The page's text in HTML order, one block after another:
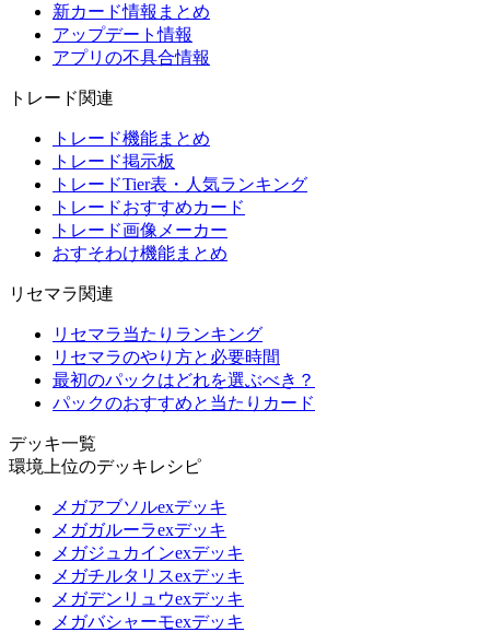
新カード情報まとめ
アップデート情報
アプリの不具合情報
トレード関連
トレード機能まとめ
トレード掲示板
トレードTier表・人気ランキング
トレードおすすめカード
トレード画像メーカー
おすそわけ機能まとめ
リセマラ関連
リセマラ当たりランキング
リセマラのやり方と必要時間
最初のパックはどれを選ぶべき？
パックのおすすめと当たりカード
デッキ一覧
環境上位のデッキレシピ
メガアブソルexデッキ
メガガルーラexデッキ
メガジュカインexデッキ
メガチルタリスexデッキ
メガデンリュウexデッキ
メガバシャーモexデッキ